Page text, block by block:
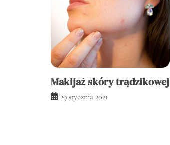
Makijaż skóry trądzikowej
29 stycznia 2021